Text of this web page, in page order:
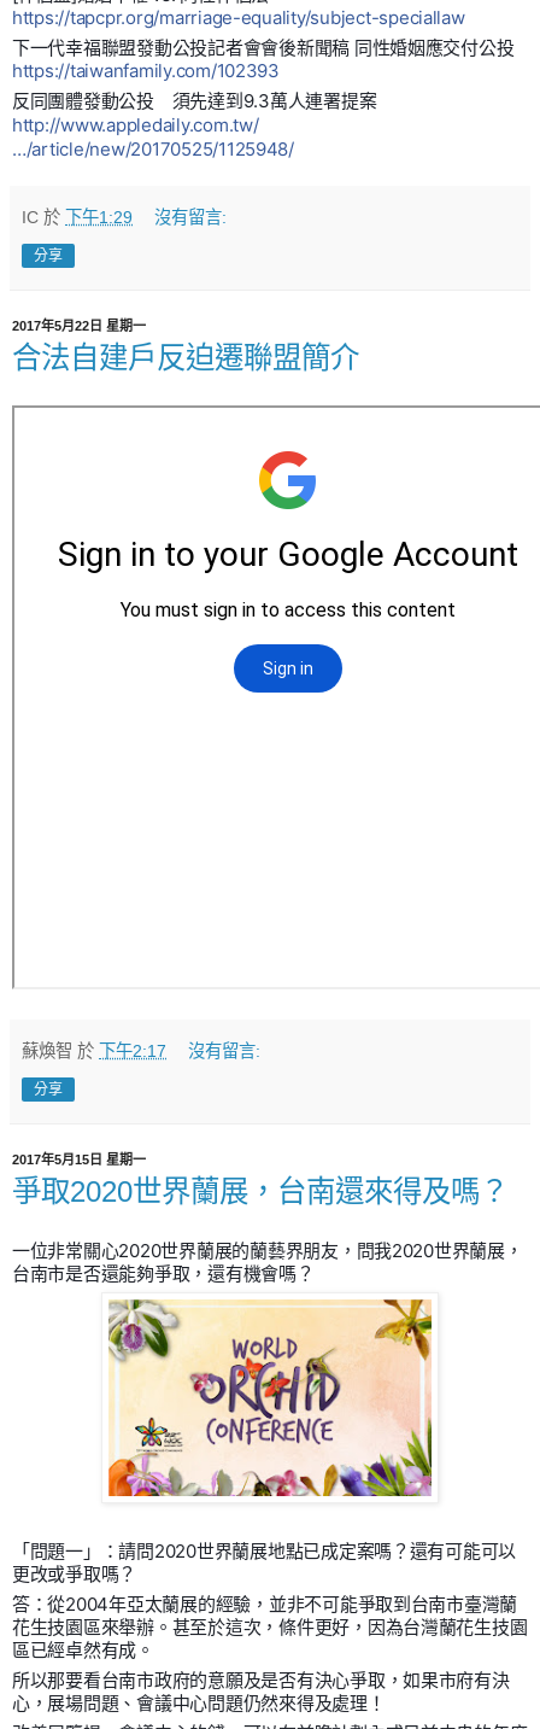
https://tapcpr.org/marriage-equality/subject-speciallaw
下一代幸福聯盟發動公投記者會會後新聞稿 同性婚姻應交付公投
https://taiwanfamily.com/102393
反同團體發動公投 須先達到9.3萬人連署提案
http://www.appledaily.com.tw/
…/article/new/20170525/1125948/
IC 於 下午1:29 沒有留言:
分享
2017年5月22日 星期一
合法自建戶反迫遷聯盟簡介
蘇煥智 於 下午2:17 沒有留言:
分享
2017年5月15日 星期一
爭取2020世界蘭展，台南還來得及嗎？
一位非常關心2020世界蘭展的蘭藝界朋友，問我2020世界蘭展，
台南市是否還能夠爭取，還有機會嗎？
「問題一」：請問2020世界蘭展地點已成定案嗎？還有可能可以
更改或爭取嗎？
答：從2004年亞太蘭展的經驗，並非不可能爭取到台南市臺灣蘭
花生技園區來舉辦。甚至於這次，條件更好，因為台灣蘭花生技園
區已經卓然有成。
所以那要看台南市政府的意願及是否有決心爭取，如果市府有決
心，展場問題、會議中心問題仍然來得及處理！